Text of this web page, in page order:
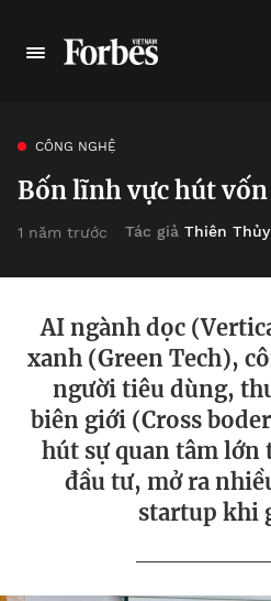
CÔNG NGHỆ
Bốn lĩnh vực hút
1 năm trước Tác giả Thiên Thủy
AI ngành dọc
xanh (Green Tech),
người tiêu dùng,
biên giới (Cross
hút sự quan tâm lớn
đầu tư, mở ra
startup khi